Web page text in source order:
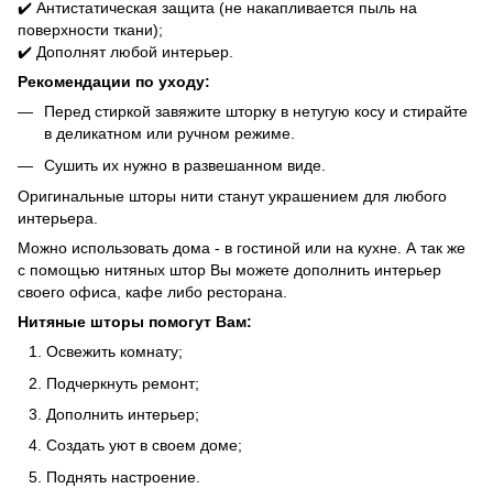
✔️ Антистатическая защита (не накапливается пыль на
поверхности ткани);
✔️ Дополнят любой интерьер.
Рекомендации по уходу:
Перед стиркой завяжите шторку в нетугую косу и стирайте
в деликатном или ручном режиме.
Сушить их нужно в развешанном виде.
Оригинальные шторы нити станут украшением для любого
интерьера.
Можно использовать дома - в гостиной или на кухне. А так же
с помощью нитяных штор Вы можете дополнить интерьер
своего офиса, кафе либо ресторана.
Нитяные шторы помогут Вам:
Освежить комнату;
Подчеркнуть ремонт;
Дополнить интерьер;
Создать уют в своем доме;
Поднять настроение.